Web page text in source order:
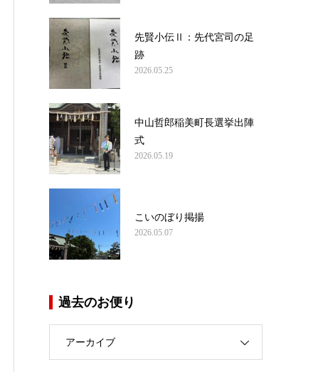
先賢小伝Ⅱ：先代宮司の足
跡
2026.05.25
中山哲郎稲美町長選挙出陣
式
2026.05.19
こいのぼり掲揚
2026.05.07
過去のお便り
アーカイブ